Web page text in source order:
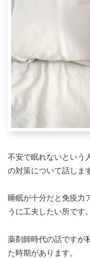
不安で眠れないという
の対策について話しま
睡眠が十分だと免疫力
うに工夫したい所です。
薬剤師時代の話ですが
た時期があります。